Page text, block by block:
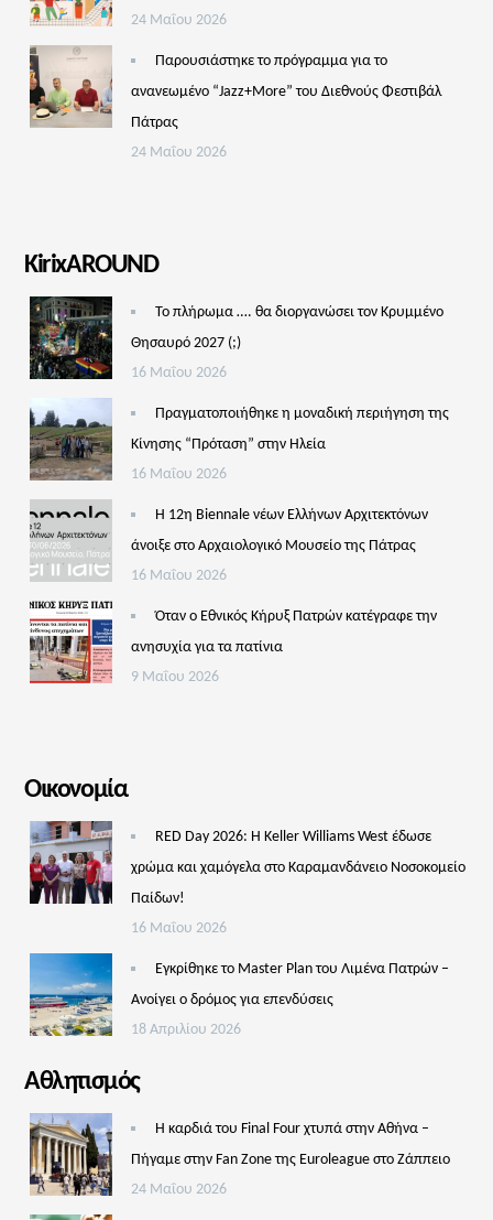
24 Μαΐου 2026
Παρουσιάστηκε το πρόγραμμα για το
ανανεωμένο “Jazz+More” του Διεθνούς Φεστιβάλ
Πάτρας
24 Μαΐου 2026
KirixAROUND
Το πλήρωμα …. θα διοργανώσει τον Κρυμμένο
Θησαυρό 2027 (;)
16 Μαΐου 2026
Πραγματοποιήθηκε η μοναδική περιήγηση της
Κίνησης “Πρόταση” στην Ηλεία
16 Μαΐου 2026
Η 12η Biennale νέων Ελλήνων Αρχιτεκτόνων
άνοιξε στο Αρχαιολογικό Μουσείο της Πάτρας
16 Μαΐου 2026
Όταν ο Εθνικός Κήρυξ Πατρών κατέγραφε την
ανησυχία για τα πατίνια
9 Μαΐου 2026
Οικονομία
RED Day 2026: Η Keller Williams West έδωσε
χρώμα και χαμόγελα στο Καραμανδάνειο Νοσοκομείο
Παίδων!
16 Μαΐου 2026
Εγκρίθηκε το Master Plan του Λιμένα Πατρών –
Aνοίγει ο δρόμος για επενδύσεις
18 Απριλίου 2026
Αθλητισμός
Η καρδιά του Final Four χτυπά στην Αθήνα –
Πήγαμε στην Fan Zone της Euroleague στο Ζάππειο
24 Μαΐου 2026